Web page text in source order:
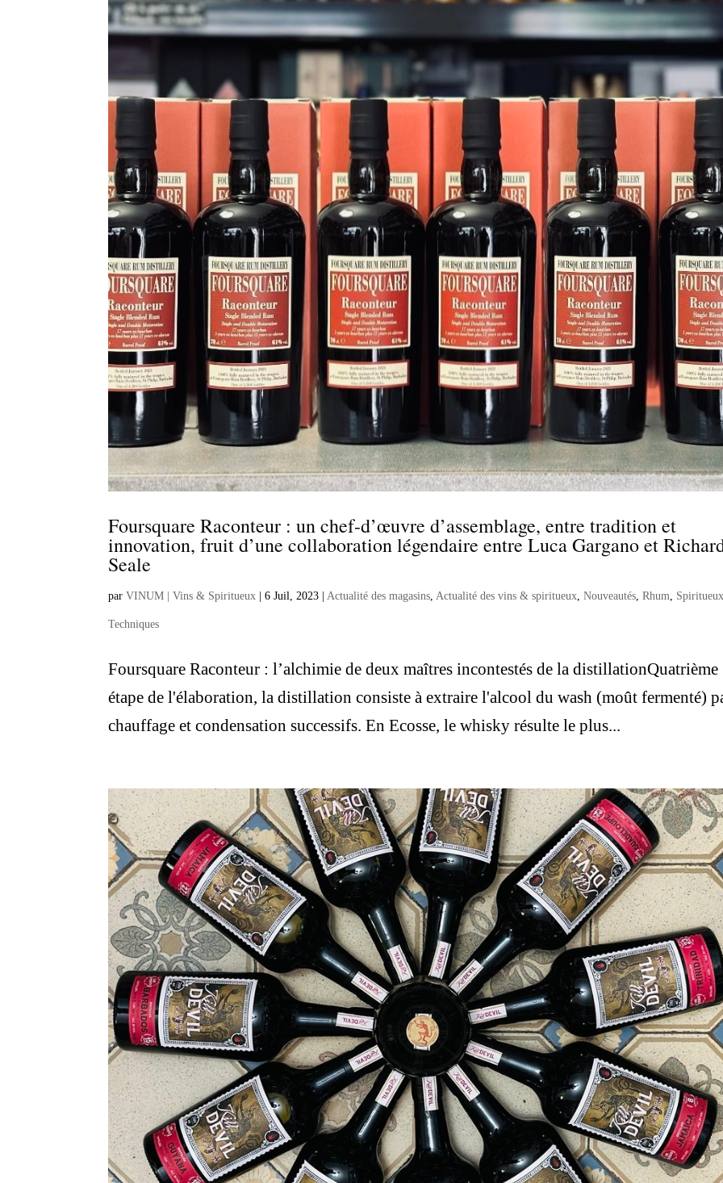
Foursquare Raconteur : un chef-d’œuvre d’assemblage, entre tradition et
innovation, fruit d’une collaboration légendaire entre Luca Gargano et
Seale
parVINUM | Vins & Spiritueux |6 Juil, 2023 Actualité des magasins Actualité des vins & spiritueux ,Nouveautés ,Rhum
Techniques
Foursquare Raconteur : l’alchimie de deux maîtres incontestés de la distillationQuatrième
étape de l'élaboration, la distillation consiste à extraire l'alcool du wash (moût fermenté)
chauffage et condensation successifs. En Ecosse, le whisky résulte le plus...